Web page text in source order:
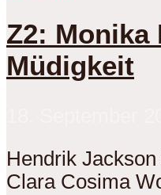
Z2: Monika
Müdigkeit
Hendrik
Clara Cosima